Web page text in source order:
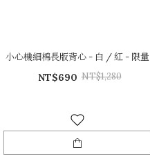
小心機細棉長版背心 - 白 / 紅 - 限量
NT$690 NT$1,280